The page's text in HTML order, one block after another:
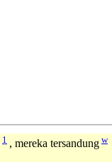
1 , mereka tersandung w